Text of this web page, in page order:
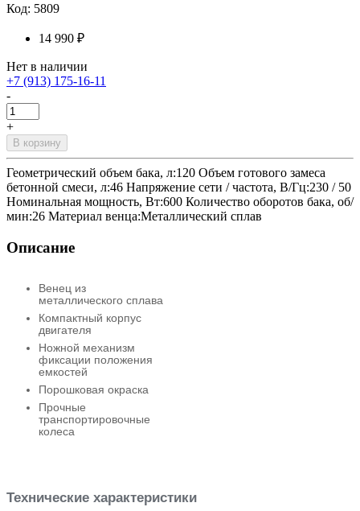
Код: 5809
14 990 ₽
Нет в наличии
+7 (913) 175-16-11
-
+
В корзину
Геометрический объем бака, л:120 Объем готового замеса
бетонной смеси, л:46 Напряжение сети / частота, В/Гц:230 / 50
Номинальная мощность, Вт:600 Количество оборотов бака, об/
мин:26 Материал венца:Металлический сплав
Описание
Венец из
металлического сплава
Компактный корпус
двигателя
Ножной механизм
фиксации положения
емкостей
Порошковая окраска
Прочные
транспортировочные
колеса
Технические характеристики